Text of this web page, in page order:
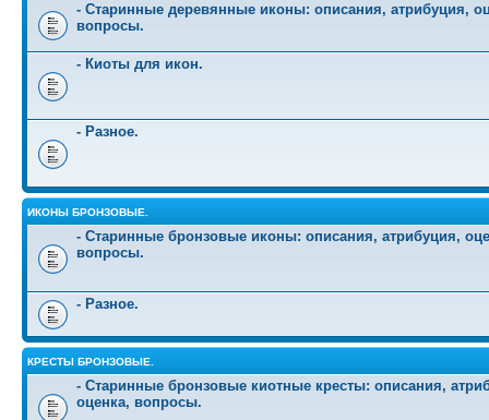
- Старинные деревянные иконы: описания, атрибуция,
вопросы.
- Киоты для икон.
- Разное.
ИКОНЫ БРОНЗОВЫЕ.
- Старинные бронзовые иконы: описания, атрибуция,
вопросы.
- Разное.
КРЕСТЫ БРОНЗОВЫЕ.
- Старинные бронзовые киотные кресты: описания,
оценка, вопросы.